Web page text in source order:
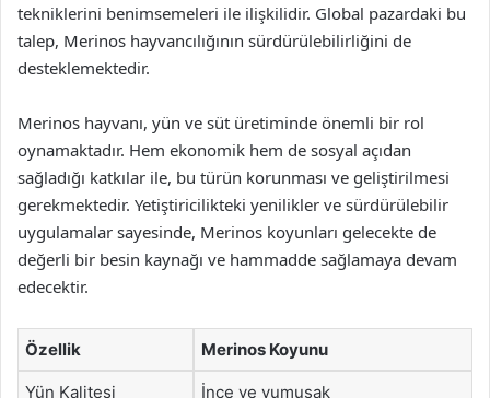
tekniklerini benimsemeleri ile ilişkilidir. Global pazardaki bu
talep, Merinos hayvancılığının sürdürülebilirliğini de
desteklemektedir.
Merinos hayvanı, yün ve süt üretiminde önemli bir rol
oynamaktadır. Hem ekonomik hem de sosyal açıdan
sağladığı katkılar ile, bu türün korunması ve geliştirilmesi
gerekmektedir. Yetiştiricilikteki yenilikler ve sürdürülebilir
uygulamalar sayesinde, Merinos koyunları gelecekte de
değerli bir besin kaynağı ve hammadde sağlamaya devam
edecektir.
Özellik Merinos Koyunu
Yün Kalitesi İnce ve yumuşak